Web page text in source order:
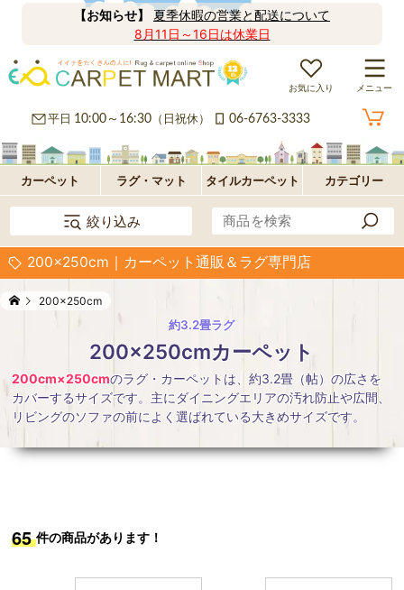
【お知らせ】
夏季休暇の営業と配送について
8月11日～16日は休業日
お気に入り メニュー
平日 10:00～16:30 （日祝休） 06-6763-3333
カーペット ラグ・マット タイルカーペット カテゴリー
ペ
ッ
グ
フ
ロ
マ
パ
ョ
絞り込み
200×250cm｜カーペット通販＆ラグ専門店
200×250cm
約3.2畳ラグ
200×250cmカーペット
200cm×250cmのラグ・カーペットは、約3.2畳（帖）の広さを
カバーするサイズです。主にダイニングエリアの汚れ防止や広間、
リビングのソファの前によく選ばれている大きめサイズです。
65 件の商品があります！